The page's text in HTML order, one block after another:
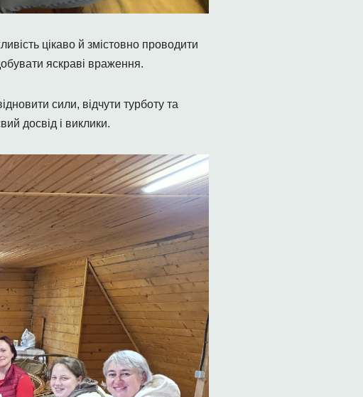
цікаво й змістовно проводити
яскраві враження.
сили, відчути турботу та
досвід і виклики.